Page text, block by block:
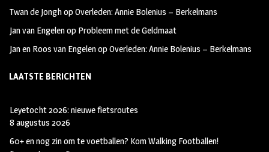
Twan de JonghopOverleden: Annie Bolenius – Berkelmans
Jan van Engelenop Probleem met de Geldmaat
Jan en Roos van EngelenopOverleden: Annie Bolenius – Berkelmans
LAATSTE BERICHTEN
Leyetocht 2026: nieuwe fietsroutes
8 augustus 2026
60+ en nog zin om te voetballen? Kom Walking Footballen!